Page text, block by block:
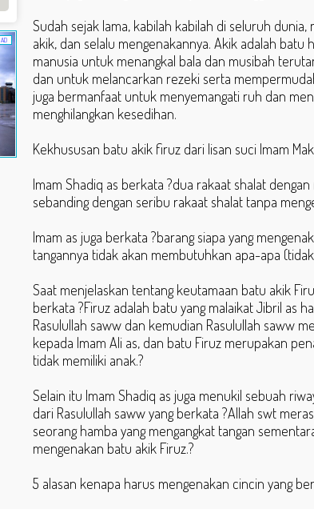
AD
Sudah sejak lama, kabilah kabilah di seluruh dunia,
akik, dan selalu mengenakannya. Akik adalah batu
manusia untuk menangkal bala dan musibah
dan untuk melancarkan rezeki serta
juga bermanfaat untuk menyemangati ruh dan
menghilangkan kesedihan.
Kekhususan batu akik firuz dari lisan suci Imam
Imam Shadiq as berkata ?dua rakaat shalat
sebanding dengan seribu rakaat shalat tanpa
Imam as juga berkata ?barang siapa yang
tangannya tidak akan membutuhkan apa-apa
Saat menjelaskan tentang keutamaan batu akik
berkata ?Firuz adalah batu yang malaikat Jibril as
Rasulullah saww dan kemudian Rasulullah saww
kepada Imam Ali as, dan batu Firuz merupakan
tidak memiliki anak.?
Selain itu Imam Shadiq as juga menukil sebuah
dari Rasulullah saww yang berkata ?Allah swt
seorang hamba yang mengangkat tangan
mengenakan batu akik Firuz.?
5 alasan kenapa harus mengenakan cincin yang